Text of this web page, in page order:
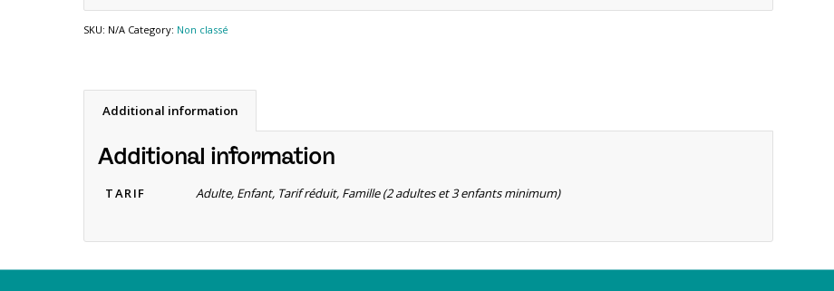
SKU: N/A Category: Non classé
Additional information
Additional information
TARIF Adulte, Enfant, Tarif réduit, Famille (2 adultes et 3 enfants minimum)